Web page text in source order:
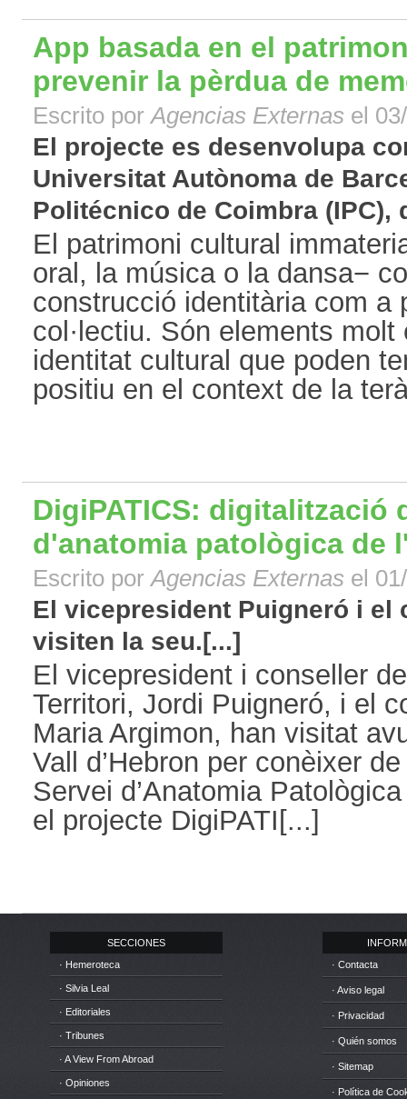
App basada en el
prevenir la pèrdua de
Escrito porAgencias Externas el
El projecte es desenvolupa
Universitat Autònoma de
Politécnico de Coimbra (IPC),
El patrimoni cultural
oral, la música o la dansa−
construcció identitària com a
col·lectiu. Són elements
identitat cultural que poden
positiu en el context de la
DigiPATICS: digitalització
d'anatomia patològica de
Escrito porAgencias Externas el
El vicepresident Puigneró i el
visiten la seu.[...]
El vicepresident i conseller
Territori, Jordi Puigneró, i el
Maria Argimon, han visitat
Vall d’Hebron per conèixer
Servei d’Anatomia
el projecte DigiPATI[...]
SECCIONES
· Hemeroteca
· Silvia Leal
· Editoriales
· Tribunes
· A View From Abroad
· Opiniones
· Contacta
· Aviso legal
· Privacidad
· Quién somos
· Sitemap
· Política de